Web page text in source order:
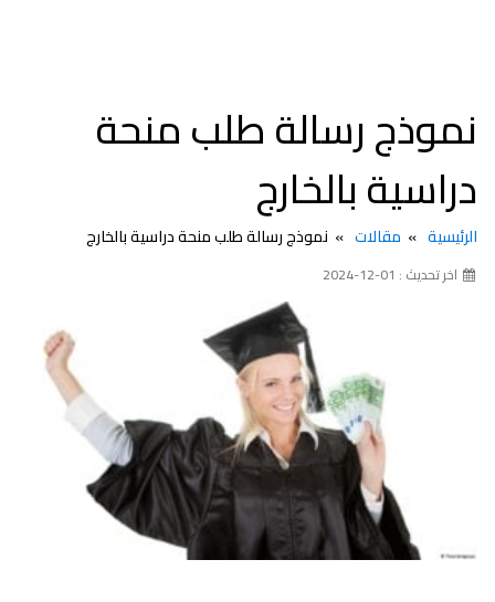
نموذج رسالة طلب منحة
دراسية بالخارج
الرئيسية مقالات نموذج رسالة طلب منحة دراسية بالخارج
اخر تحديث : 01-12-2024